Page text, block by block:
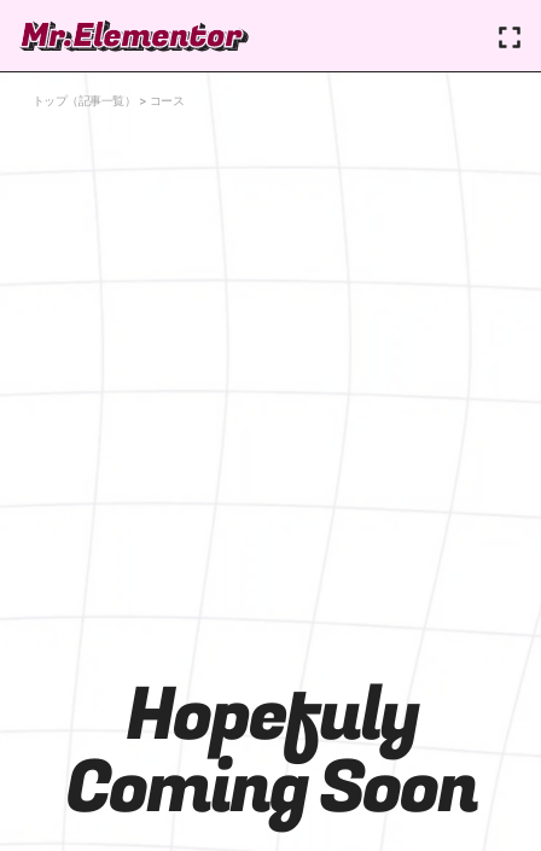
トップ（記事一覧） > コース
Hopefuly
Coming Soon